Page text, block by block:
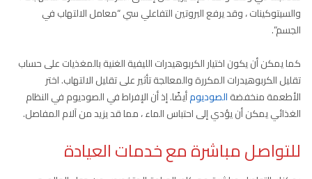
والسيتوكينات ، وقد يرفع البروتين التفاعلي سي “معامل الالتهاب في
الجسم”.
كما يمكن أن يكون اختيار الكربوهيدرات الليفية الغنية بالمغذيات على حساب
تقليل الكربوهيدرات المكررة والمعالجة تأثير على تقليل الالتهاب. اختر
الأطعمة منخفضةالصوديومأيضًا. إذ أن الإفراط في الصوديوم في النظام
الغذائي يمكن أن يؤدي إلى احتباس الماء ، مما قد يزيد من آلام المفاصل.
للتواصل مباشرة مع خدمات العيادة